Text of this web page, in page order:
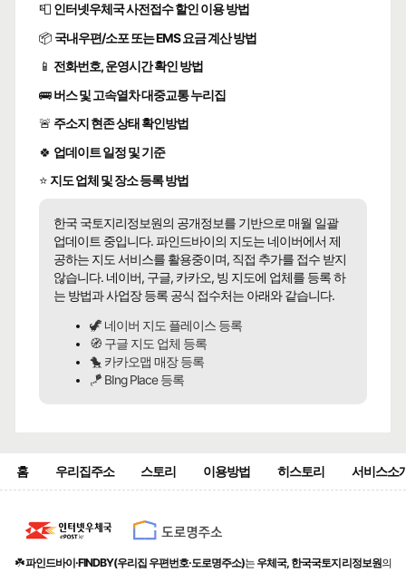
📮 인터넷우체국 사전접수 할인 이용 방법
📦 국내우편/소포 또는 EMS 요금 계산 방법
📱 전화번호, 운영시간 확인 방법
🚌버스 및 고속열차 대중교통 누리집
🚨 주소지 현존 상태 확인방법
🍀 업데이트 일정 및 기준
⭐ 지도 업체 및 장소 등록 방법
한국 국토지리정보원의 공개정보를 기반으로 매월 일괄
업데이트 중입니다. 파인드바이의 지도는 네이버에서 제
공하는 지도 서비스를 활용중이며, 직접 추가를 접수 받지
않습니다. 네이버, 구글, 카카오, 빙 지도에 업체를 등록 하
는 방법과 사업장 등록 공식 접수처는 아래와 같습니다.
🦖 네이버 지도 플레이스 등록
🧭 구글 지도 업체 등록
🐤 카카오맵 매장 등록
🪁 BIng Place 등록
홈 우리집주소 스토리 이용방법 히스토리 서비스소
☘️파인드바이·FINDBY(우리집 우편번호·도로명주소)는 우체국, 한국국토지리정보원의